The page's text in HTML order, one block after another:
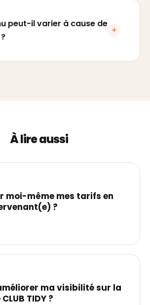
peut-il varier à cause de
À lire aussi
moi-même mes tarifs en
?
ma visibilité sur la
TIDY ?